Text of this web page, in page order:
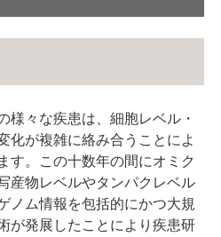
様々な疾患は、細胞レベル・
化が複雑に絡み合うことによ
す。この十数年の間にオミク
産物レベルやタンパクレベル
ノム情報を包括的にかつ大規
が発展したことにより疾患研